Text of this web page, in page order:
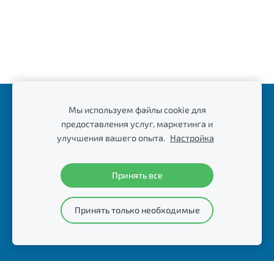
Начало
Видеопутешествия
Фотопутешествия
Файлы cookie
| Использование любых материалов и текстов без
разрешения запрещено.
Мы используем файлы cookie для
предоставления услуг, маркетинга и
улучшения вашего опыта. Настройка
Принять все
Принять только необходимые